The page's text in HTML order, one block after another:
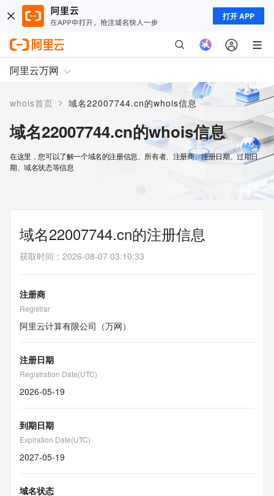
打开 APP
阿里云万网
whois首页 > 域名22007744.cn的whois信息
域名22007744.cn的whois信息
在这里，您可以了解一个域名的注册信息、所有者、注册商、注册日期、过期日
期、域名状态等信息
域名22007744.cn的注册信息
获取时间 ： 2026-08-07 03:10:33
注册商
Registrar
阿里云计算有限公司（万网）
注册日期
Registration Date(UTC)
2026-05-19
到期日期
Expiration Date(UTC)
2027-05-19
域名状态